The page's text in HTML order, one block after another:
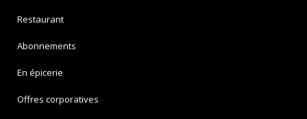
Restaurant
Abonnements
En épicerie
Offres corporatives